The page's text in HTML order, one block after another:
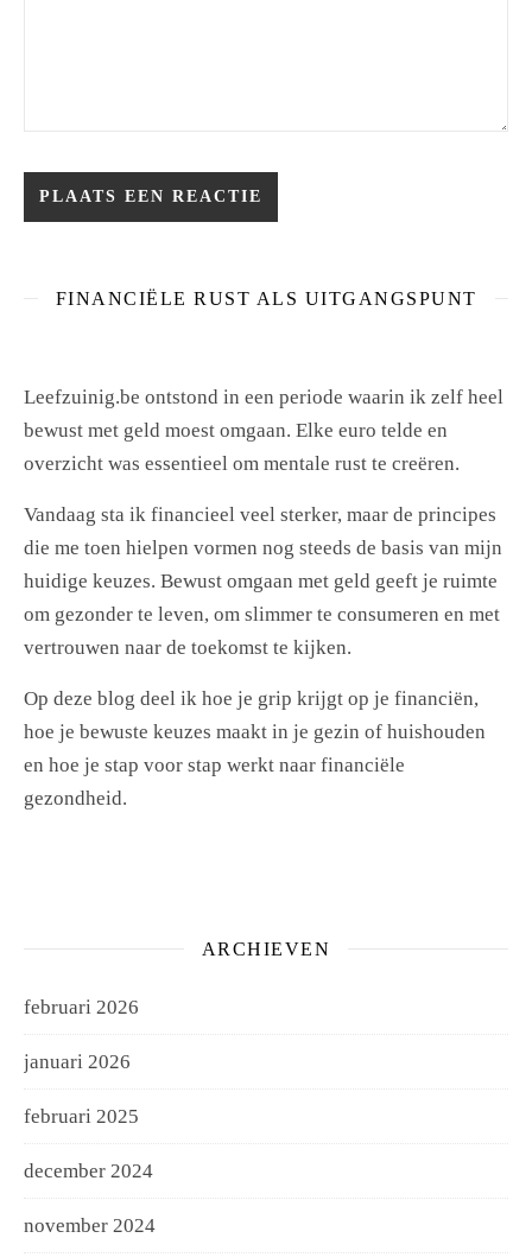
FINANCIËLE RUST ALS UITGANGSPUNT
Leefzuinig.be ontstond in een periode waarin ik zelf heel
bewust met geld moest omgaan. Elke euro telde en
overzicht was essentieel om mentale rust te creëren.
Vandaag sta ik financieel veel sterker, maar de principes
die me toen hielpen vormen nog steeds de basis van mijn
huidige keuzes. Bewust omgaan met geld geeft je ruimte
om gezonder te leven, om slimmer te consumeren en met
vertrouwen naar de toekomst te kijken.
Op deze blog deel ik hoe je grip krijgt op je financiën,
hoe je bewuste keuzes maakt in je gezin of huishouden
en hoe je stap voor stap werkt naar financiële
gezondheid.
ARCHIEVEN
februari 2026
januari 2026
februari 2025
december 2024
november 2024